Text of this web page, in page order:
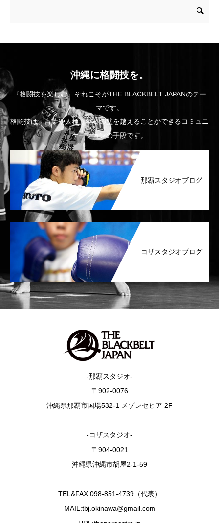
沖縄に格闘技を。
『格闘技を楽しむ』それこそがTHE BLACKBELT JAPANのテー
マです。
格闘技は、言葉や人種、年齢の壁を越えることができるコミュニ
ケーションの手段です。
那覇スタジオブログ
コザスタジオブログ
-那覇スタジオ-
〒902-0076
沖縄県那覇市国場532-1 メゾンセピア 2F
-コザスタジオ-
〒904-0021
沖縄県沖縄市胡屋2-1-59
TEL&FAX 098-851-4739（代表）
MAIL:tbj.okinawa@gmail.com